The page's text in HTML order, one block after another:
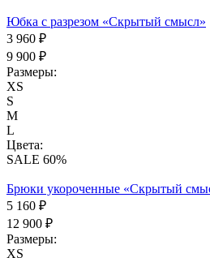
Юбка с разрезом «Скрытый смысл»
3 960 ₽
9 900 ₽
Размеры:
XS
S
M
L
Цвета:
SALE 60%
Брюки укороченные «Скрытый
5 160 ₽
12 900 ₽
Размеры:
XS